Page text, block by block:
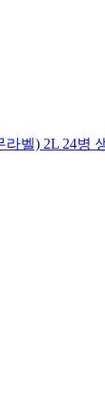
벨) 2L 24병